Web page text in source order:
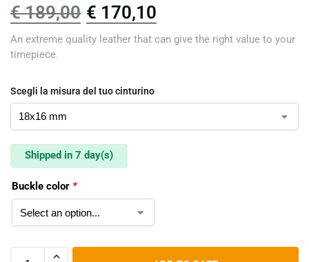
€189,00 € 170,10
An extreme quality leather that can give the right value to your
timepiece.
Scegli la misura del tuo cinturino
Shipped in 7 day(s)
Buckle color *